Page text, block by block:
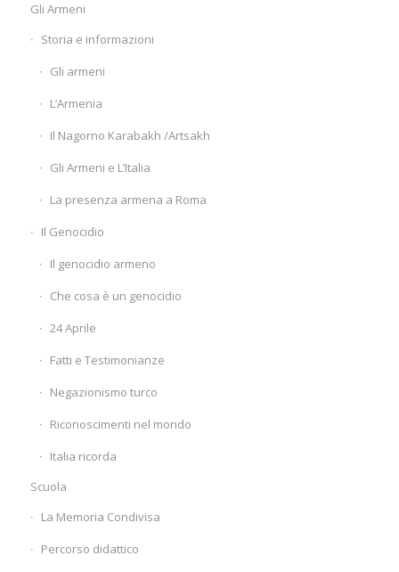
Gli Armeni
Storia e informazioni
Gli armeni
L’Armenia
Il Nagorno Karabakh /Artsakh
Gli Armeni e L’Italia
La presenza armena a Roma
Il Genocidio
Il genocidio armeno
Che cosa è un genocidio
24 Aprile
Fatti e Testimonianze
Negazionismo turco
Riconoscimenti nel mondo
Italia ricorda
Scuola
La Memoria Condivisa
Percorso didattico